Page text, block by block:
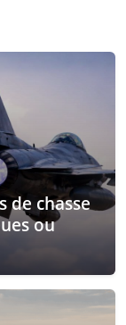
de chasse
ou